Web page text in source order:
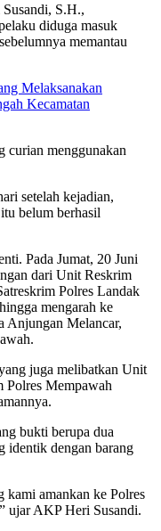
S.H.,
diduga masuk
memantau
Melaksanakan
Kecamatan
curian menggunakan
setelah kejadian,
belum berhasil
Pada Jumat, 20 Juni
dari Unit Reskrim
Polres Landak
mengarah ke
Anjungan Melancar,
juga melibatkan Unit
Polres Mempawah
bukti berupa dua
identik dengan barang
kami amankan ke Polres
ujar AKP Heri Susandi.